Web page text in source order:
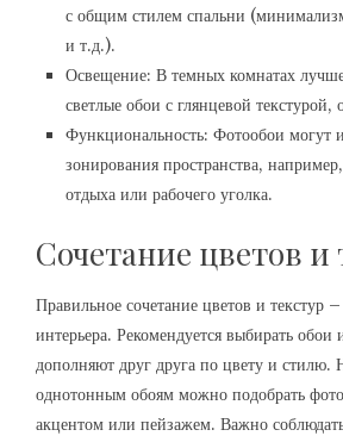
с общим стилем спальни
и т.д.).
Освещение: В темных комнатах
светлые обои с глянцевой
Функциональность: Фотообои могут
зонирования пространства,
отдыха или рабочего уголка.
Сочетание цветов и
Правильное сочетание цветов и текстур
интерьера. Рекомендуется выбирать
дополняют друг друга по цвету и стилю.
однотонным обоям можно подобрать
акцентом или пейзажем. Важно